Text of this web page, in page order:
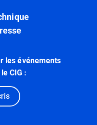
les événements
CIG :